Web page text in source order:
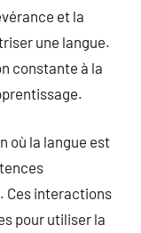
et la
une langue.
constante à la
où la langue est
Ces interactions
pour utiliser la